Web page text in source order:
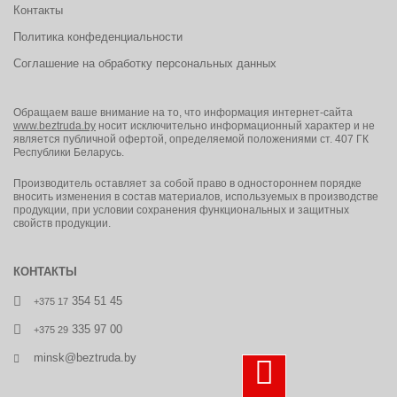
Контакты
Политика конфеденциальности
Соглашение на обработку персональных данных
Обращаем ваше внимание на то, что информация интернет-сайта
www.beztruda.by носит исключительно информационный характер и не
является публичной офертой, определяемой положениями ст. 407 ГК
Республики Беларусь.
Производитель оставляет за собой право в одностороннем порядке
вносить изменения в состав материалов, используемых в производстве
продукции, при условии сохранения функциональных и защитных
свойств продукции.
КОНТАКТЫ
+375 17 354 51 45
+375 29 335 97 00
minsk@beztruda.by